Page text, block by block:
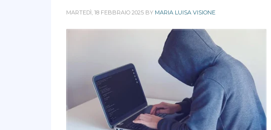
MARTEDÌ, 18 FEBBRAIO 2025 BY MARIA LUISA VISIONE